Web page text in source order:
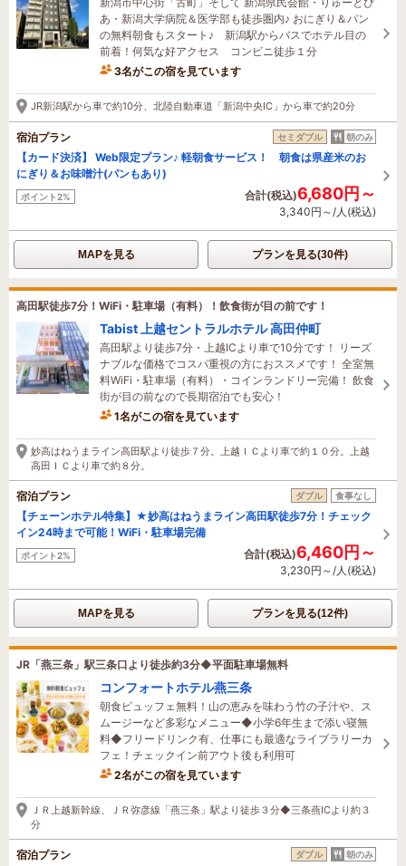
あ・新潟大学病院＆医学部も徒歩圏内♪ おにぎり＆パン
の無料朝食もスタート♪ 新潟駅からバスでホテル目の
前着！何気な好アクセス コンビニ徒歩１分
3名がこの宿を見ています
29分前に予約されました
JR新潟駅から車で約10分、北陸自動車道「新潟中央IC」から車で約20分
宿泊プラン セミダブル 朝のみ
【カード決済】 Web限定プラン♪ 軽朝食サービス！ 朝食は県産米のお
にぎり＆お味噌汁(パンもあり)
ポイント2% 合計(税込)6,680円～
3,340円～/人(税込)
MAPを見る プランを見る(30件)
高田駅徒歩7分！WiFi・駐車場（有料）！飲食街が目の前です！
Tabist 上越セントラルホテル 高田仲町
高田駅より徒歩7分・上越ICより車で10分です！ リーズ
ナブルな価格でコスパ重視の方におススメです！ 全室無
料WiFi・駐車場（有料）・コインランドリー完備！ 飲食
街が目の前なので長期宿泊でも安心！
1名がこの宿を見ています
8時間前に予約されました
妙高はねうまライン高田駅より徒歩７分。上越ＩＣより車で約１０分。上越
高田ＩＣより車で約８分。
宿泊プラン ダブル 食事なし
【チェーンホテル特集】★妙高はねうまライン高田駅徒歩7分！チェック
イン24時まで可能！WiFi・駐車場完備
ポイント2% 合計(税込)6,460円～
3,230円～/人(税込)
MAPを見る プランを見る(12件)
JR「燕三条」駅三条口より徒歩約3分◆平面駐車場無料
コンフォートホテル燕三条
朝食ビュッフェ無料！山の恵みを味わう竹の子汁や、ス
ムージーなど多彩なメニュー◆小学6年生まで添い寝無
料◆フリードリンク有、仕事にも最適なライブラリーカ
フェ！チェックイン前アウト後も利用可
2名がこの宿を見ています
2時間前に予約されました
ＪＲ上越新幹線、ＪＲ弥彦線「燕三条」駅より徒歩３分◆三条燕ICより約３
分
宿泊プラン ダブル 朝のみ